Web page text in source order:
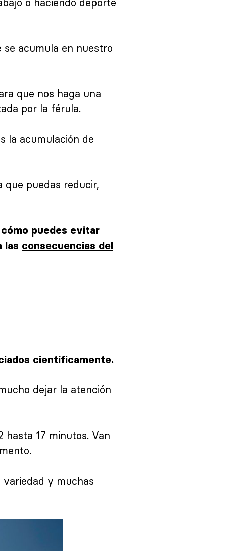
se acumula en nuestro
que nos haga una
por la férula.
la acumulación de
que puedas reducir,
puedes evitar
las consecuencias del
científicamente.
dejar la atención
17 minutos. Van
y muchas